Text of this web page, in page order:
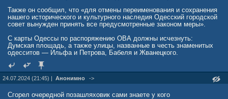
Также он сообщил, что «для отмены переименования и сохранения
нашего исторического и культурного наследия Одесский городской
совет вынужден принять все предусмотренные законом меры».
С карты Одессы по распоряжению ОВА должны исчезнуть:
Думская площадь, а также улицы, названные в честь знаменитых
одесситов — Ильфа и Петрова, Бабеля и Жванецкого.
24.07.2024 (21:45) | Анонимно ->
Сгорел очередной позашляховик сами знаете у кого